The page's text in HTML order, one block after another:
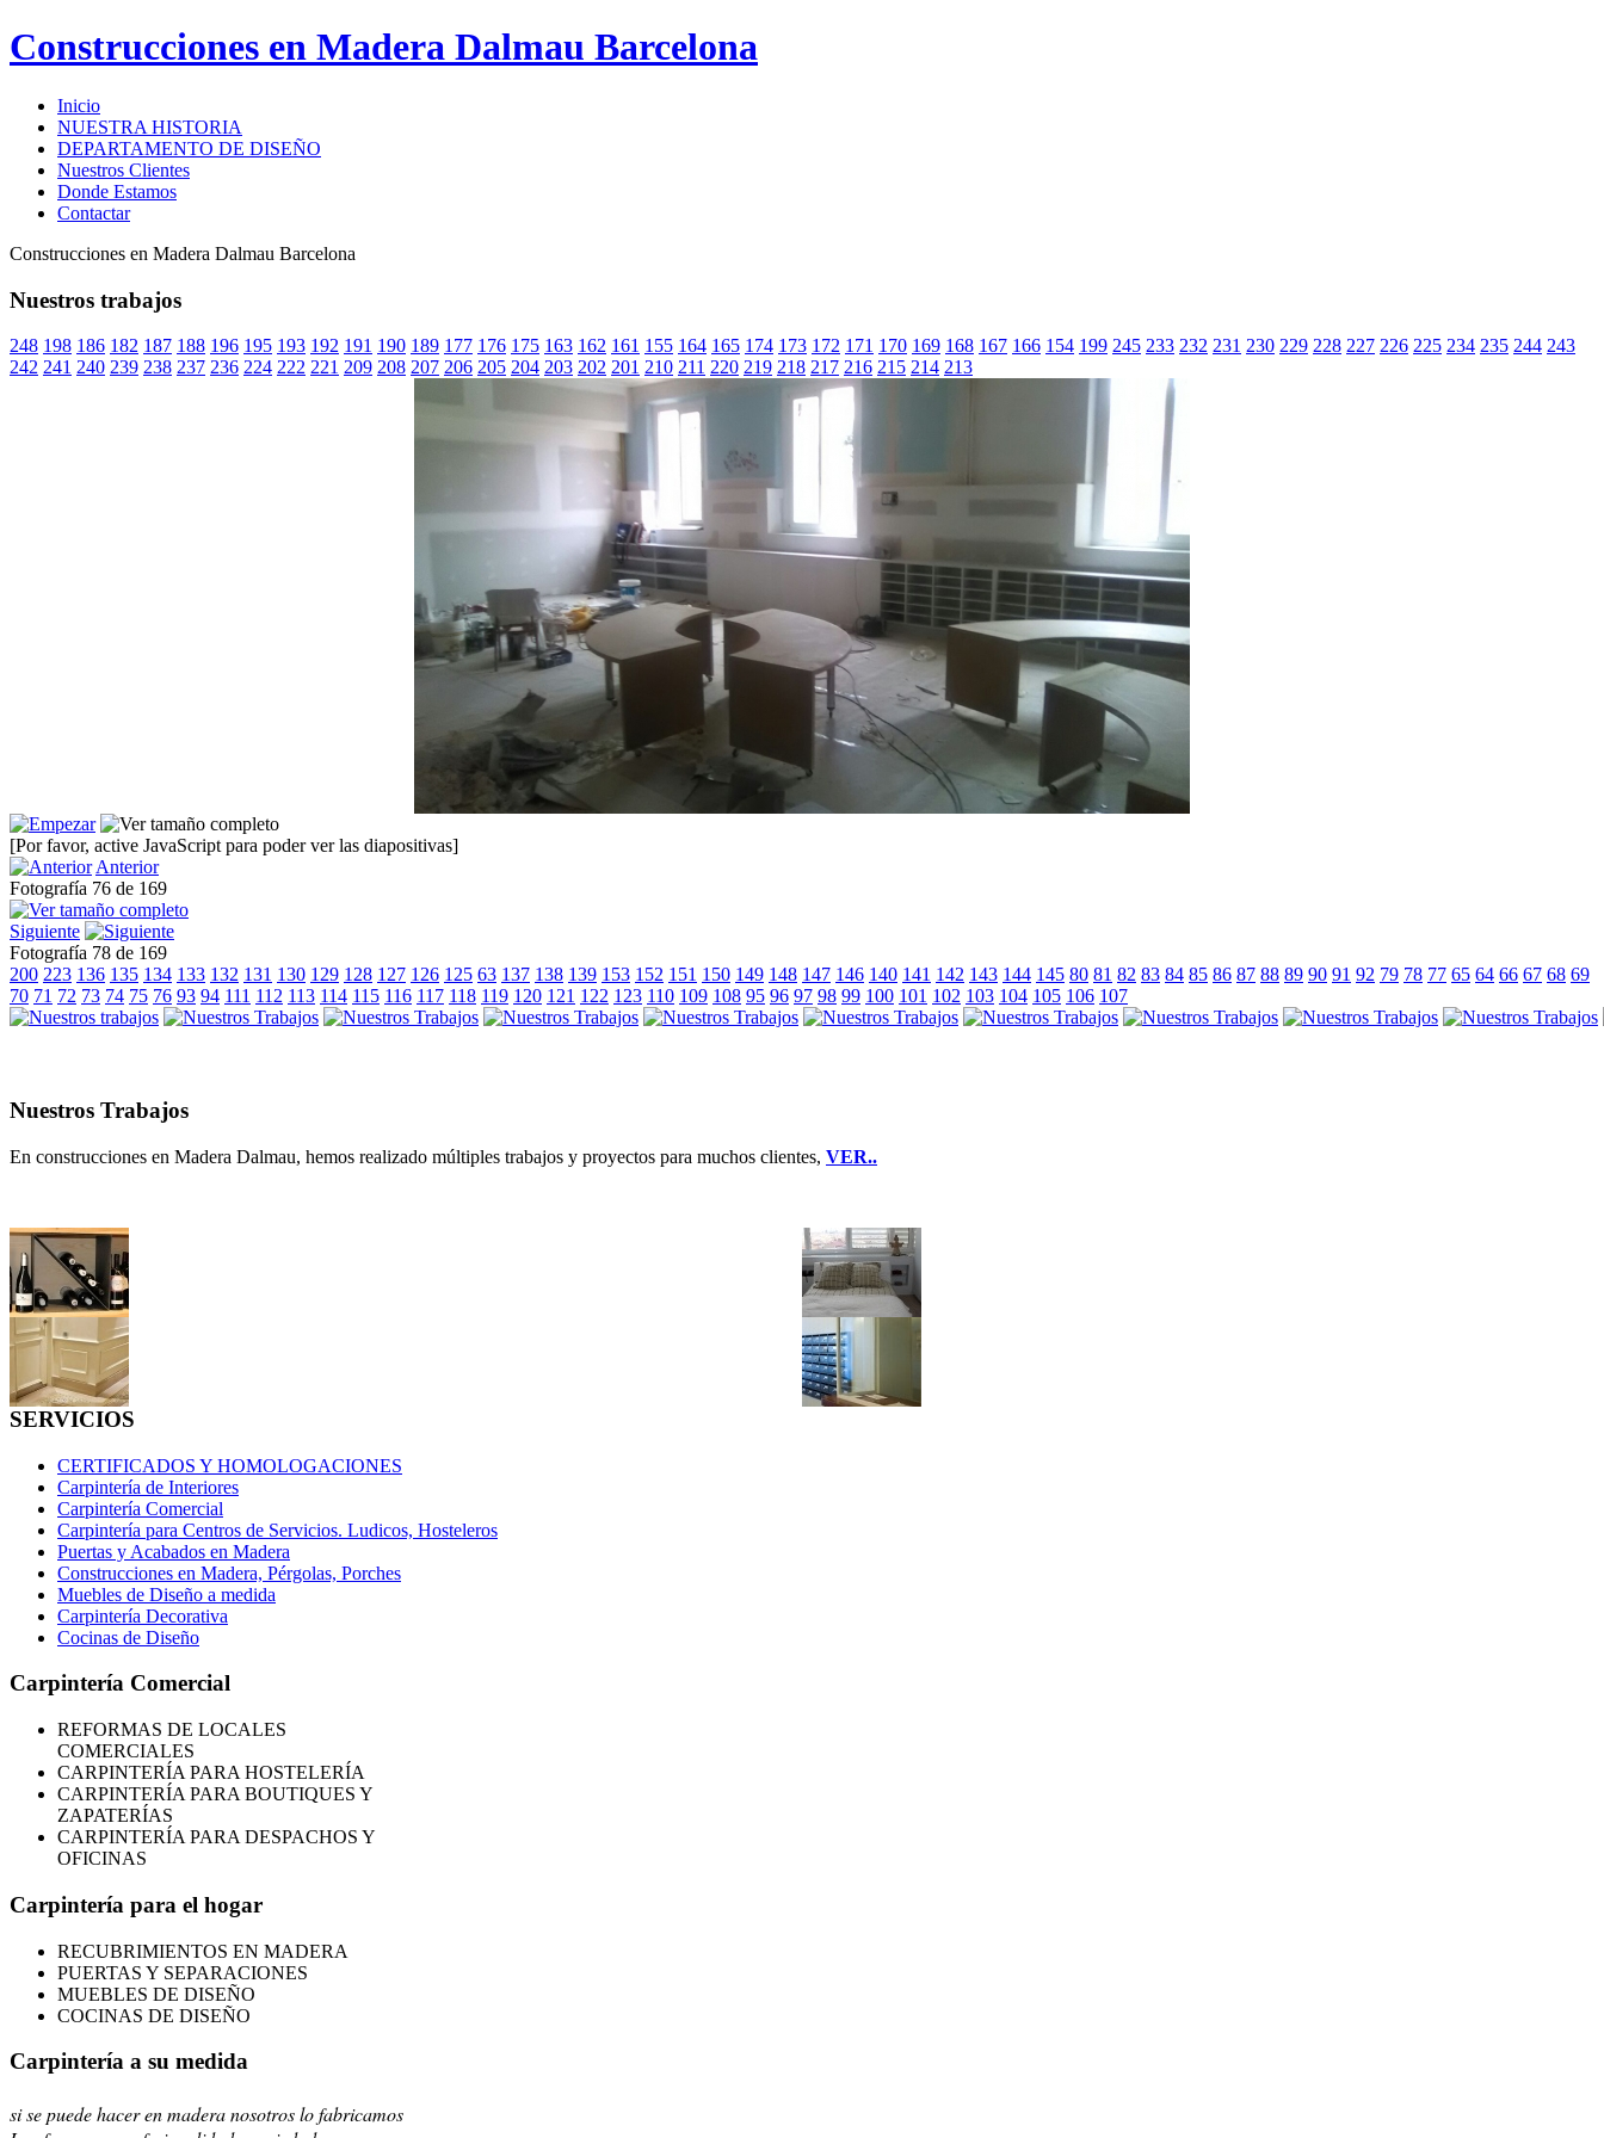
Construcciones en Madera Dalmau Barcelona
Inicio
NUESTRA HISTORIA
DEPARTAMENTO DE DISEÑO
Nuestros Clientes
Donde Estamos
Contactar
Construcciones en Madera Dalmau Barcelona
Nuestros trabajos
248 198 186 182 187 188 196 195 193 192 191 190 189 177 176 175 163 162 161 155 164 165 174 173 172 171 170 169 168 167 166 154 199 245 233 232 231 230 229 228 227 226 225 234 235 244 243
242 241 240 239 238 237 236 224 222 221 209 208 207 206 205 204 203 202 201 210 211 220 219 218 217 216 215 214 213
[Por favor, active JavaScript para poder ver las diapositivas]
Anterior
Fotografía 76 de 169
Siguiente
Fotografía 78 de 169
200 223 136 135 134 133 132 131 130 129 128 127 126 125 63 137 138 139 153 152 151 150 149 148 147 146 140 141 142 143 144 145 80 81 82 83 84 85 86 87 88 89 90 91 92 79 78 77 65 64 66 67 68 69
70 71 72 73 74 75 76 93 94 111 112 113 114 115 116 117 118 119 120 121 122 123 110 109 108 95 96 97 98 99 100 101 102 103 104 105 106 107
Nuestros Trabajos
En construcciones en Madera Dalmau, hemos realizado múltiples trabajos y proyectos para muchos clientes, VER..
SERVICIOS
CERTIFICADOS Y HOMOLOGACIONES
Carpintería de Interiores
Carpintería Comercial
Carpintería para Centros de Servicios. Ludicos, Hosteleros
Puertas y Acabados en Madera
Construcciones en Madera, Pérgolas, Porches
Muebles de Diseño a medida
Carpintería Decorativa
Cocinas de Diseño
Carpintería Comercial
REFORMAS DE LOCALES
COMERCIALES
CARPINTERÍA PARA HOSTELERÍA
CARPINTERÍA PARA BOUTIQUES Y
ZAPATERÍAS
CARPINTERÍA PARA DESPACHOS Y
OFICINAS
Carpintería para el hogar
RECUBRIMIENTOS EN MADERA
PUERTAS Y SEPARACIONES
MUEBLES DE DISEÑO
COCINAS DE DISEÑO
Carpintería a su medida
si se puede hacer en madera nosotros lo fabricamos